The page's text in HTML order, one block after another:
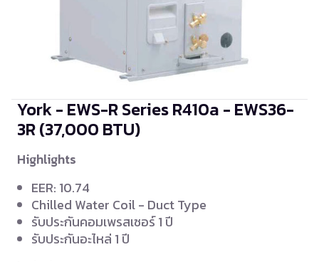
York - EWS-R Series R410a - EWS36-
3R(37,000 BTU)
Highlights
EER: 10.74
Chilled Water Coil - Duct Type
รับประกันคอมเพรสเซอร์ 1 ปี
รับประกันอะไหล่ 1 ปี